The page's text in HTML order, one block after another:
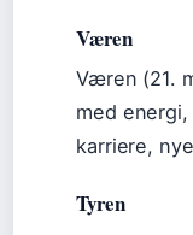
Væren
Væren (21.
med
karriere,
Tyren